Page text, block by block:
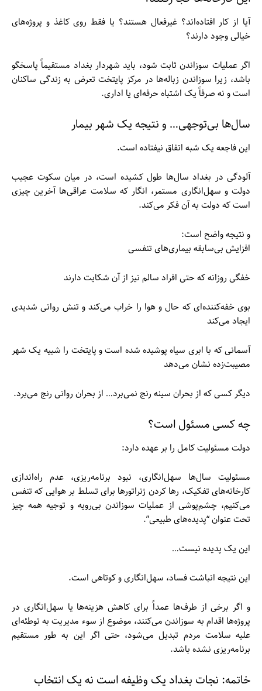
آیا از کار افتاده‌اند؟ غیرفعال هستند؟ یا فقط روی کاغذ و پروژه‌های
خیالی وجود دارند؟
اگر عملیات سوزاندن ثابت شود، باید شهردار بغداد مستقیماً پاسخگو
باشد، زیرا سوزاندن زباله‌ها در مرکز پایتخت تعرض به زندگی ساکنان
است و نه صرفاً یک اشتباه حرفه‌ای یا اداری.
سال‌ها بی‌توجهی… و نتیجه یک شهر بیمار
این فاجعه یک شبه اتفاق نیفتاده است.
آلودگی در بغداد سال‌ها طول کشیده است، در میان سکوت عجیب
دولت و سهل‌انگاری مستمر، انگار که سلامت عراقی‌ها آخرین چیزی
است که دولت به آن فکر می‌کند.
و نتیجه واضح است:
افزایش بی‌سابقه بیماری‌های تنفسی
خفگی روزانه که حتی افراد سالم نیز از آن شکایت دارند
بوی خفه‌کننده‌ای که حال و هوا را خراب می‌کند و تنش روانی شدیدی
ایجاد می‌کند
آسمانی که با ابری سیاه پوشیده شده است و پایتخت را شبیه یک شهر
مصیبت‌زده نشان می‌دهد
دیگر کسی که از بحران سینه رنج نمی‌برد… از بحران روانی رنج می‌برد.
چه کسی مسئول است؟
دولت مسئولیت کامل را بر عهده دارد:
مسئولیت سال‌ها سهل‌انگاری، نبود برنامه‌ریزی، عدم راه‌اندازی
کارخانه‌های تفکیک، رها کردن ژنراتورها برای تسلط بر هوایی که تنفس
می‌کنیم، چشم‌پوشی از عملیات سوزاندن بی‌رویه و توجیه همه چیز
تحت عنوان “پدیده‌های طبیعی”.
این یک پدیده نیست…
این نتیجه انباشت فساد، سهل‌انگاری و کوتاهی است.
و اگر برخی از طرف‌ها عمداً برای کاهش هزینه‌ها یا سهل‌انگاری در
پروژه‌ها اقدام به سوزاندن می‌کنند، موضوع از سوء مدیریت به توطئه‌ای
علیه سلامت مردم تبدیل می‌شود، حتی اگر این به طور مستقیم
برنامه‌ریزی نشده باشد.
خاتمه: نجات بغداد یک وظیفه است نه یک انتخاب